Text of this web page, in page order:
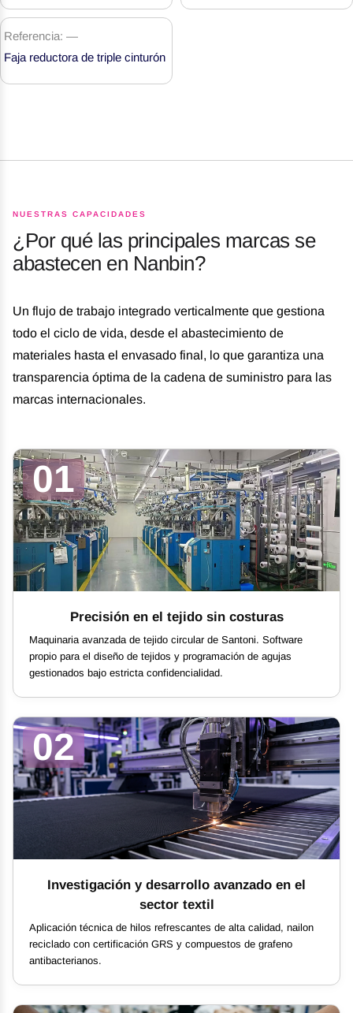
Referencia: —
Faja reductora de triple cinturón
NUESTRAS CAPACIDADES
¿Por qué las principales marcas se
abastecen en Nanbin?
Un flujo de trabajo integrado verticalmente que gestiona
todo el ciclo de vida, desde el abastecimiento de
materiales hasta el envasado final, lo que garantiza una
transparencia óptima de la cadena de suministro para las
marcas internacionales.
01
Precisión en el tejido sin costuras
Maquinaria avanzada de tejido circular de Santoni. Software
propio para el diseño de tejidos y programación de agujas
gestionados bajo estricta confidencialidad.
02
Investigación y desarrollo avanzado en el
sector textil
Aplicación técnica de hilos refrescantes de alta calidad, nailon
reciclado con certificación GRS y compuestos de grafeno
antibacterianos.